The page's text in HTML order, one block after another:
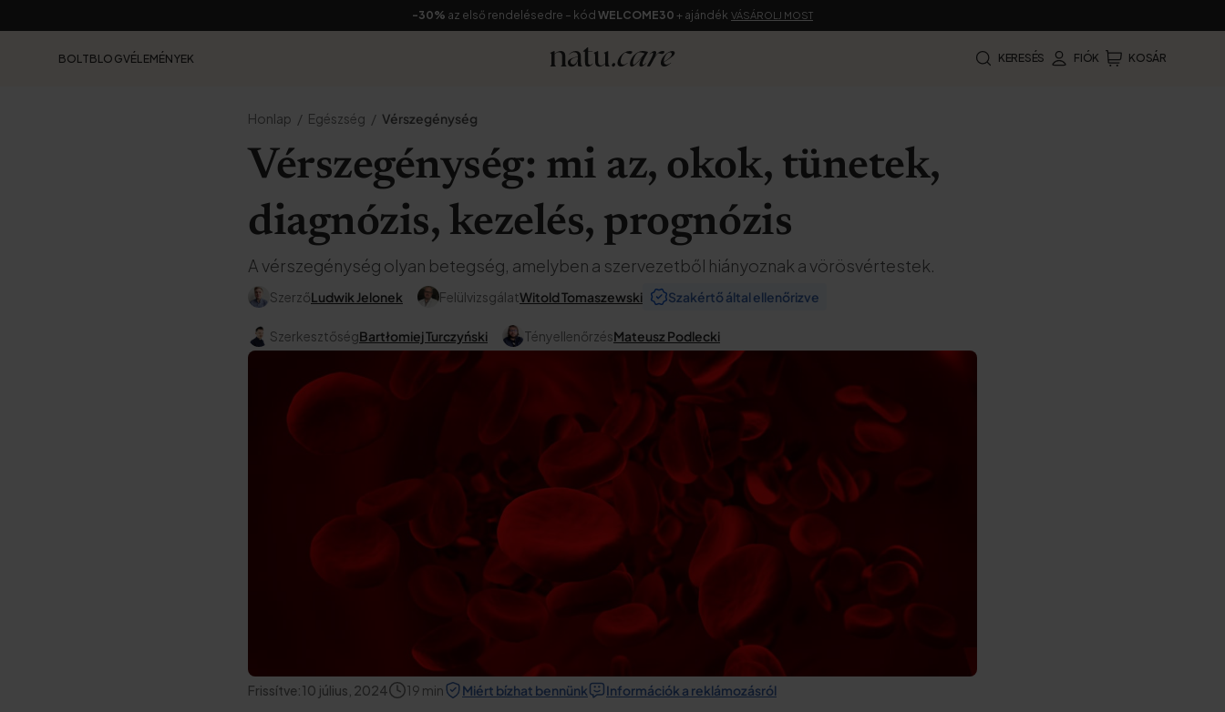
-30% az első rendelésedre – kód WELCOME30 + ajándék VÁSÁROLJ MOST
BOLTBLOGVÉLEMÉNYEK KERESÉS FIÓK KOSÁR
Honlap Egészség Vérszegénység
Vérszegénység: mi az, okok, tünetek,
diagnózis, kezelés, prognózis
A vérszegénység olyan betegség, amelyben a szervezetből hiányoznak a vörösvértestek.
SzerzőLudwik Jelonek FelülvizsgálatWitold Tomaszewski Szakértő által ellenőrizve
SzerkesztőségBartłomiej Turczyński TényellenőrzésMateusz Podlecki
Frissítve:10 július, 2024 19 min Miért bízhat bennünk Információk a reklámozásról